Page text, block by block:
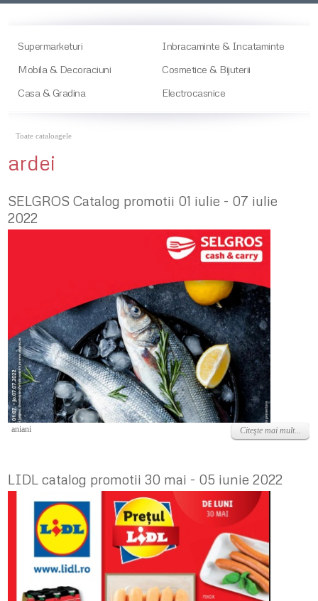
Supermarketuri
Inbracaminte & Incataminte
Mobila & Decoraciuni
Cosmetice & Bijuterii
Casa & Gradina
Electrocasnice
Toate cataloagele
ardei
SELGROS Catalog promotii 01 iulie - 07 iulie
2022
Vineri, 01 Iulie 2022
aniani Citeşte mai mult...
LIDL catalog promotii 30 mai - 05 iunie 2022